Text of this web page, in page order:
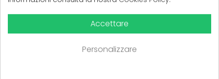
Prodotto valutato e approvato per l’uso
alimentare dal Ministero della Salute USMAF
NAPOLI, Unità Territoriale Salerno.
Accettare
Personalizzare